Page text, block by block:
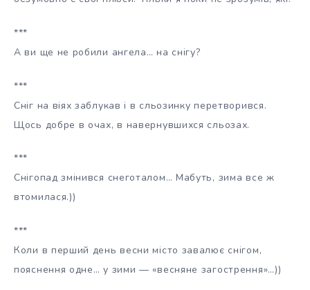
***
А ви ще не робили ангела… на снігу?
***
Сніг на віях заблукав і в сльозинку перетворився.
Щось добре в очах, в навернувшихся сльозах.
***
Снігопад змінився снеготалом… Мабуть, зима все ж
втомилася.))
***
Коли в перший день весни місто завалює снігом,
пояснення одне… у зими — «весняне загострення»…))